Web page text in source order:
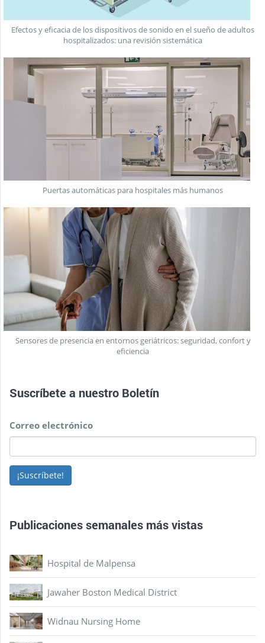
Efectos y eficacia de los dispositivos de sonido en el sueño de adultos
hospitalizados: una revisión sistemática
Puertas automáticas para hospitales más humanos
Sensores de presencia en entornos geriátricos: seguridad, confort y
eficiencia
Suscríbete a nuestro Boletín
Correo electrónico
¡Suscríbete!
Publicaciones semanales más vistas
Hospital de Malpensa
Jawaher Boston Medical District
Widnau Nursing Home